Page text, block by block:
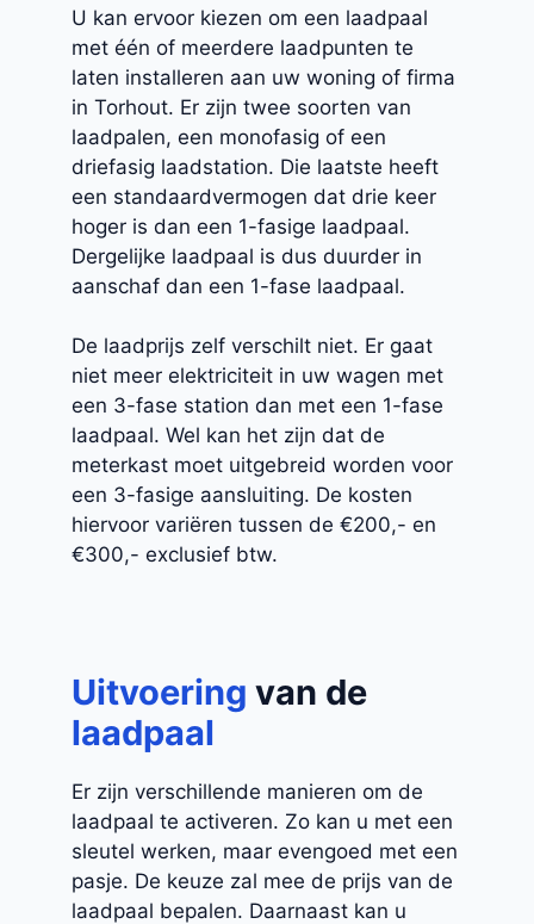
U kan ervoor kiezen om een laadpaal
met één of meerdere laadpunten te
laten installeren aan uw woning of firma
in Torhout. Er zijn twee soorten van
laadpalen, een monofasig of een
driefasig laadstation. Die laatste heeft
een standaardvermogen dat drie keer
hoger is dan een 1-fasige laadpaal.
Dergelijke laadpaal is dus duurder in
aanschaf dan een 1-fase laadpaal.
De laadprijs zelf verschilt niet. Er gaat
niet meer elektriciteit in uw wagen met
een 3-fase station dan met een 1-fase
laadpaal. Wel kan het zijn dat de
meterkast moet uitgebreid worden voor
een 3-fasige aansluiting. De kosten
hiervoor variëren tussen de €200,- en
€300,- exclusief btw.
Uitvoering van de
laadpaal
Er zijn verschillende manieren om de
laadpaal te activeren. Zo kan u met een
sleutel werken, maar evengoed met een
pasje. De keuze zal mee de prijs van de
laadpaal bepalen. Daarnaast kan u